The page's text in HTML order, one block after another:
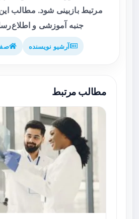
مرتبط بازبینی شود. مطالب
جنبه آموزشی و
آرشیو نویسنده
مطالب مرتبط